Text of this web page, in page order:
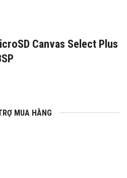
Canvas Select Plus
MUA HÀNG